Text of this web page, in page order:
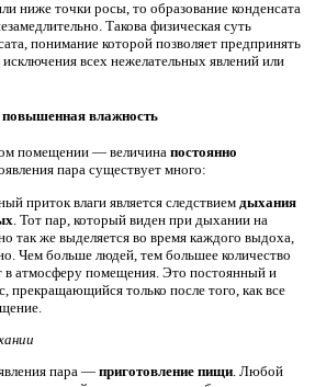
ниже точки росы, то образование конденсата
Такова физическая суть
понимание которой позволяет предпринять
всех нежелательных явлений или
повышенная влажность
помещении — величина постоянно
пара существует много:
приток влаги является следствием дыхания
. Тот пар, который виден при дыхании на
так же выделяется во время каждого выдоха,
Чем больше людей, тем большее количество
в атмосферу помещения. Это постоянный и
прекращающийся только после того, как все
пара — приготовление пищи. Любой